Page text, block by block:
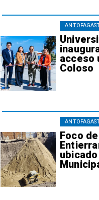
acceso
Coloso
Foco